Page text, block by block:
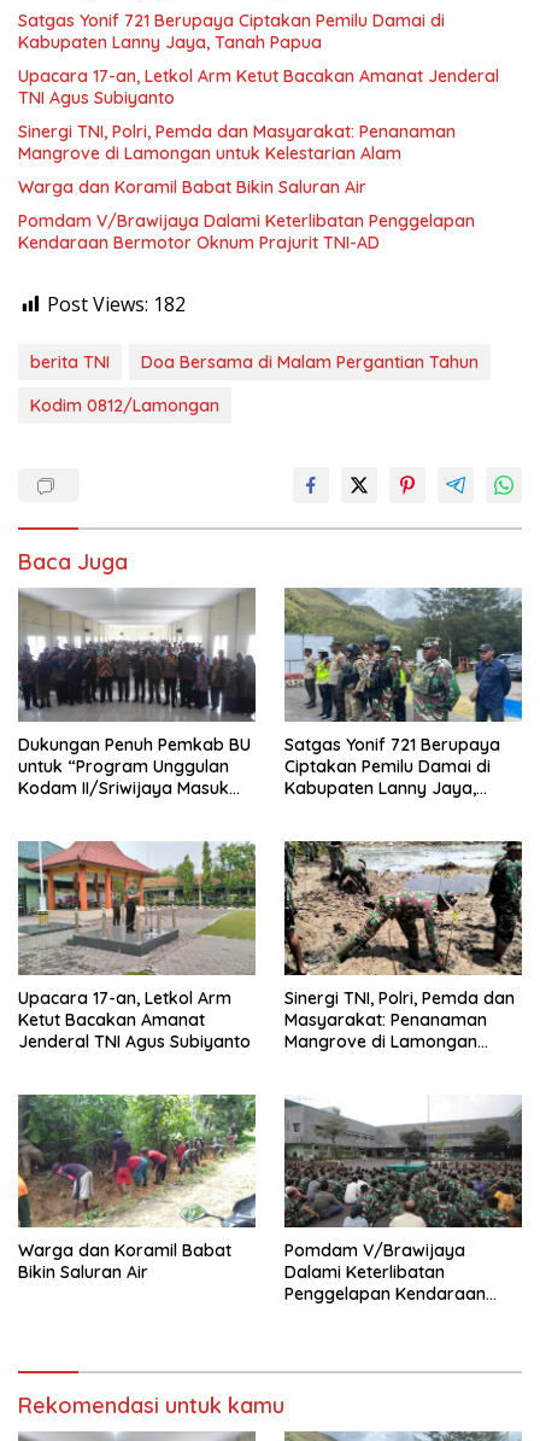
Satgas Yonif 721 Berupaya Ciptakan Pemilu Damai di
Kabupaten Lanny Jaya, Tanah Papua
Upacara 17-an, Letkol Arm Ketut Bacakan Amanat Jenderal
TNI Agus Subiyanto
Sinergi TNI, Polri, Pemda dan Masyarakat: Penanaman
Mangrove di Lamongan untuk Kelestarian Alam
Warga dan Koramil Babat Bikin Saluran Air
Pomdam V/Brawijaya Dalami Keterlibatan Penggelapan
Kendaraan Bermotor Oknum Prajurit TNI-AD
Post Views: 182
berita TNI
Doa Bersama di Malam Pergantian Tahun
Kodim 0812/Lamongan
Baca Juga
Dukungan Penuh Pemkab BU
untuk “Program Unggulan
Kodam II/Sriwijaya Masuk
Satgas Yonif 721 Berupaya
Ciptakan Pemilu Damai di
Kabupaten Lanny Jaya,
Upacara 17-an, Letkol Arm
Ketut Bacakan Amanat
Jenderal TNI Agus Subiyanto
Sinergi TNI, Polri, Pemda dan
Masyarakat: Penanaman
Mangrove di Lamongan
Warga dan Koramil Babat
Bikin Saluran Air
Pomdam V/Brawijaya
Dalami Keterlibatan
Penggelapan Kendaraan
Rekomendasi untuk kamu